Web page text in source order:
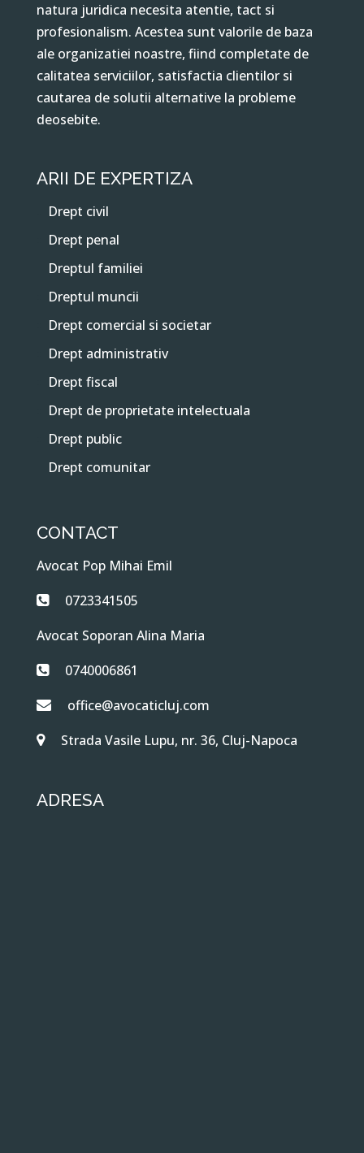
natura juridica necesita atentie, tact si
profesionalism. Acestea sunt valorile de baza
ale organizatiei noastre, fiind completate de
calitatea serviciilor, satisfactia clientilor si
cautarea de solutii alternative la probleme
deosebite.
ARII DE EXPERTIZA
Drept civil
Drept penal
Dreptul familiei
Dreptul muncii
Drept comercial si societar
Drept administrativ
Drept fiscal
Drept de proprietate intelectuala
Drept public
Drept comunitar
CONTACT
Avocat Pop Mihai Emil
0723341505
Avocat Soporan Alina Maria
0740006861
office@avocaticluj.com
Strada Vasile Lupu, nr. 36, Cluj-Napoca
ADRESA